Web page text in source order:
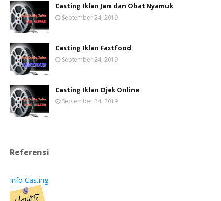
Casting Iklan Jam dan Obat Nyamuk
September 24, 2019
Casting Iklan Fastfood
September 24, 2019
Casting Iklan Ojek Online
September 24, 2019
Referensi
Info Casting